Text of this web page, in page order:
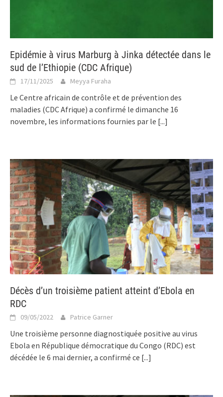
Epidémie à virus Marburg à Jinka détectée dans le
sud de l’Ethiopie (CDC Afrique)
17/11/2025 Meyya Furaha
Le Centre africain de contrôle et de prévention des
maladies (CDC Afrique) a confirmé le dimanche 16
novembre, les informations fournies par le [...]
Décès d’un troisième patient atteint d’Ebola en
RDC
09/05/2022 Patrice Garner
Une troisième personne diagnostiquée positive au virus
Ebola en République démocratique du Congo (RDC) est
décédée le 6 mai dernier, a confirmé ce [...]